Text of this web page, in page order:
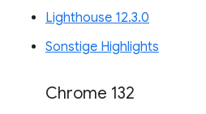
Lighthouse 12.3.0
Sonstige Highlights
Chrome 132